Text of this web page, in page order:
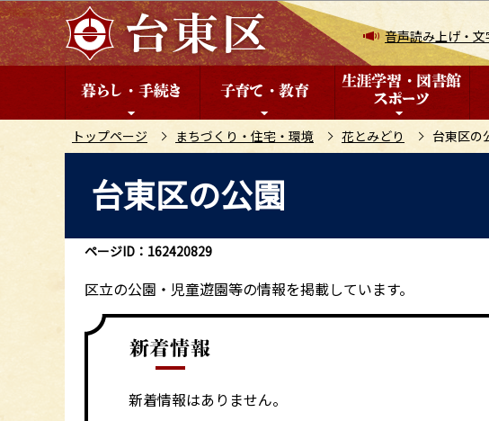
こ
の
ペ
音声読み上げ・
トップページ まちづくり・住宅・環境 花とみどり 台東区の
こ
台東区の公園
ページID：162420829
区立の公園・児童遊園等の情報を掲載しています。
新着情報はありません。